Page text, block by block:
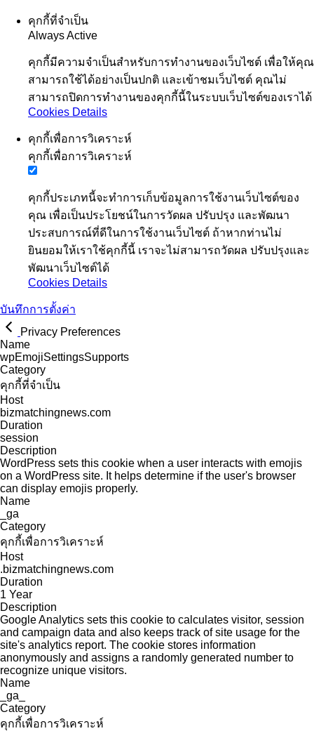
คุกกี้ที่จำเป็น
Always Active
คุกกี้มีความจำเป็นสำหรับการทำงานของเว็บไซต์ เพื่อให้คุณ
สามารถใช้ได้อย่างเป็นปกติ และเข้าชมเว็บไซต์ คุณไม่
สามารถปิดการทำงานของคุกกี้นี้ในระบบเว็บไซต์ของเราได้
Cookies Details
คุกกี้เพื่อการวิเคราะห์
คุกกี้เพื่อการวิเคราะห์
คุกกี้ประเภทนี้จะทำการเก็บข้อมูลการใช้งานเว็บไซต์ของ
คุณ เพื่อเป็นประโยชน์ในการวัดผล ปรับปรุง และพัฒนา
ประสบการณ์ที่ดีในการใช้งานเว็บไซต์ ถ้าหากท่านไม่
ยินยอมให้เราใช้คุกกี้นี้ เราจะไม่สามารถวัดผล ปรับปรุงและ
พัฒนาเว็บไซต์ได้
Cookies Details
บันทึกการตั้งค่า
Privacy Preferences
Name
wpEmojiSettingsSupports
Category
คุกกี้ที่จำเป็น
Host
bizmatchingnews.com
Duration
session
Description
WordPress sets this cookie when a user interacts with emojis
on a WordPress site. It helps determine if the user's browser
can display emojis properly.
Name
_ga
Category
คุกกี้เพื่อการวิเคราะห์
Host
.bizmatchingnews.com
Duration
1 Year
Description
Google Analytics sets this cookie to calculates visitor, session
and campaign data and also keeps track of site usage for the
site's analytics report. The cookie stores information
anonymously and assigns a randomly generated number to
recognize unique visitors.
Name
_ga_
Category
คุกกี้เพื่อการวิเคราะห์